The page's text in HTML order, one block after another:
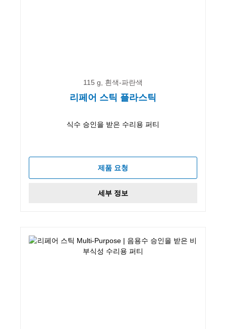
115 g, 흰색-파란색
리페어 스틱 플라스틱
식수 승인을 받은 수리용 퍼티
제품 요청
세부 정보